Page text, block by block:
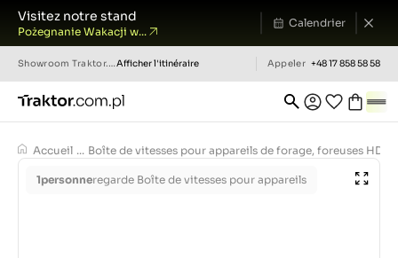
Visitez notre stand
Pożegnanie Wakacji w...
Calendrier
Showroom Traktor.com.pl Afficher l'itinéraire Appeler +48 17 858 58 58
Accueil ... Boîte de vitesses pour appareils de forage, foreuses
1personneregarde Boîte de vitesses pour appareils